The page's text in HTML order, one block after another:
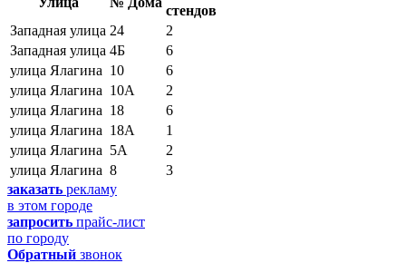
стендов
Западная улица 24
2
Западная улица 4Б
6
улица Ялагина 10
6
улица Ялагина 10А
2
улица Ялагина 18
6
улица Ялагина 18А
1
улица Ялагина 5А
2
улица Ялагина 8
3
заказать рекламу
в этом городе
запросить прайс-лист
по городу
Обратный звонок